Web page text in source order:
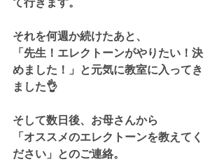
て行きます。
それを何週か続けたあと、
「先生！エレクトーンがやりたい！決
めました！」と元気に教室に入ってき
ました👌
そして数日後、お母さんから
「オススメのエレクトーンを教えてく
ださい」とのご連絡。